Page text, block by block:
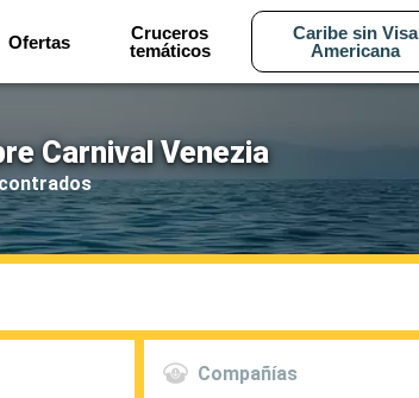
Ofertas
Cruceros
temáticos
Caribe sin Visa
Americana
Carnival Venezia
Compañías